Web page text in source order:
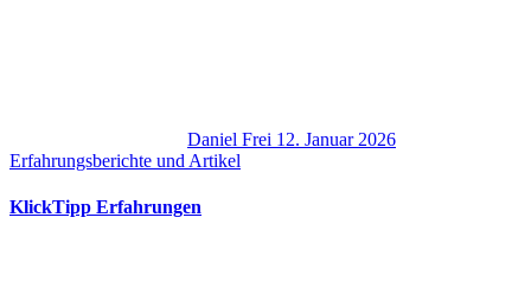
Daniel Frei 12. Januar 2026
Erfahrungsberichte und Artikel
KlickTipp Erfahrungen